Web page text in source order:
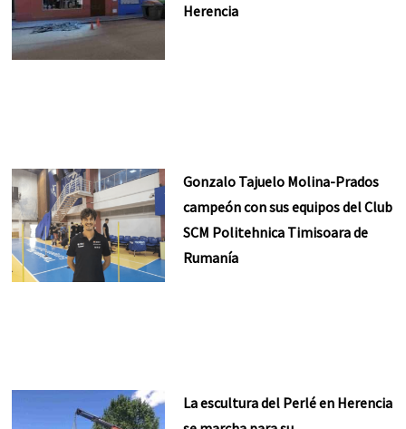
Herencia
Gonzalo Tajuelo Molina-Prados
campeón con sus equipos del Club
SCM Politehnica Timisoara de
Rumanía
La escultura del Perlé en Herencia